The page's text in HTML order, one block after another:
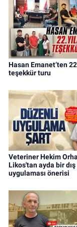
Hasan Emanet’ten
teşekkür turu
Veteriner Hekim
Likos'tan ayda bir
uygulaması önerisi